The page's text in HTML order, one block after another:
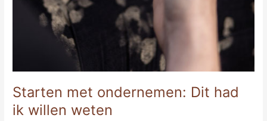
Starten met ondernemen: Dit had
ik willen weten